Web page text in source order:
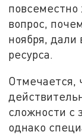
повсеместно
вопрос,
ноября, дали
ресурса.
Отмечается,
сложности с
однако